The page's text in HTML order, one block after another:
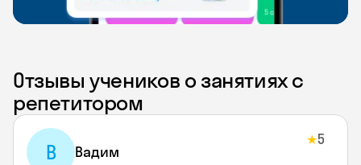
Отзывы учеников о занятиях с
репетитором
В Вадим
★5